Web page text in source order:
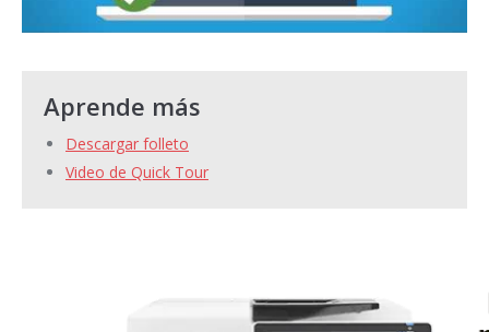
Aprende más
Descargar folleto
Video de Quick Tour